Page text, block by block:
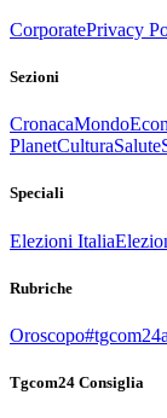
CorporatePrivacy
Sezioni
CronacaMondo
PlanetCulturaSalute
Speciali
Elezioni Italia
Rubriche
Oroscopo
Tgcom24 Consiglia